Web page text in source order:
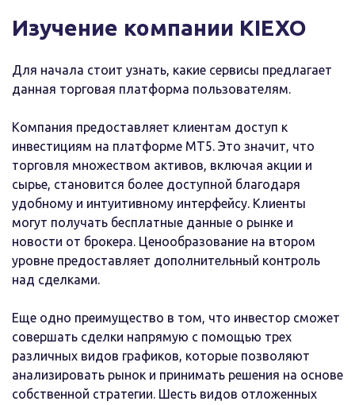
Изучение компании KIEXO
Для начала стоит узнать, какие сервисы предлагает
данная торговая платформа пользователям.
Компания предоставляет клиентам доступ к
инвестициям на платформе МТ5. Это значит, что
торговля множеством активов, включая акции и
сырье, становится более доступной благодаря
удобному и интуитивному интерфейсу. Клиенты
могут получать бесплатные данные о рынке и
новости от брокера. Ценообразование на втором
уровне предоставляет дополнительный контроль
над сделками.
Еще одно преимущество в том, что инвестор сможет
совершать сделки напрямую с помощью трех
различных видов графиков, которые позволяют
анализировать рынок и принимать решения на основе
собственной стратегии. Шесть видов отложенных